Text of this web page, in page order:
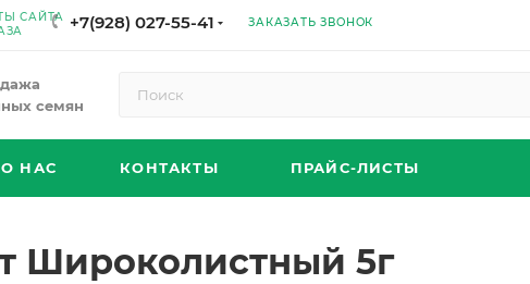
САЙТА +7(928) 027-55-41 ЗАКАЗАТЬ ЗВОНОК
семян
О НАС КОНТАКТЫ ПРАЙС-ЛИСТЫ
Широколистный 5г